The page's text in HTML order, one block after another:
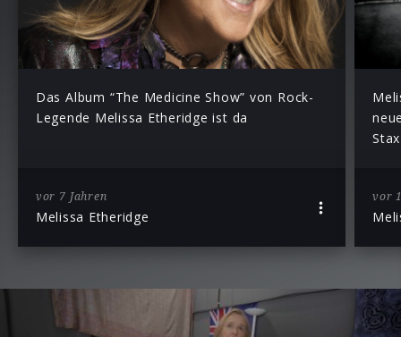
Das Album “The Medicine Show” von Rock-
Legende Melissa Etheridge ist da
vor 7 Jahren
Melissa Etheridge
vor